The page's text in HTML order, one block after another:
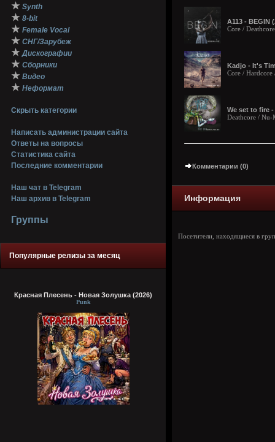
★ Synth
★ 8-bit
★ Female Vocal
★ СНГ/Зарубеж
★ Дискографии
★ Сборники
★ Видео
★ Неформат
Скрыть категории
Написать администрации сайта
Ответы на вопросы
Статистика сайта
Последние комментарии
Наш чат в Telegram
Наш архив в Telegram
Группы
Популярные релизы за месяц
Красная Плесень - Новая Золушка (2026)
Punk
A113 - BEGIN
Core /
Kadjo - It's
Core / Hardcore
We set to fire
Deathcore / Nu-
Комментарии (0)
Информация
Посетители, находящиеся в